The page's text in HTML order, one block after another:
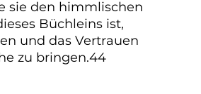
sie den himmlischen
Büchleins ist,
und das Vertrauen
zu bringen.44